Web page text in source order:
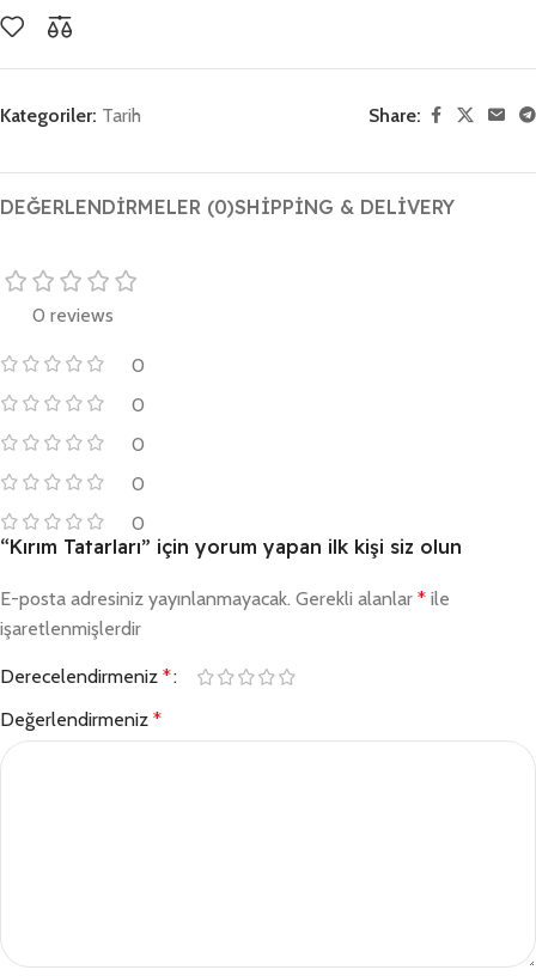
Kategoriler: Tarih Share:
DEĞERLENDIRMELER (0)SHIPPING & DELIVERY
0 reviews
0
0
0
0
0
“Kırım Tatarları” için yorum yapan ilk kişi siz olun
E-posta adresiniz yayınlanmayacak. Gerekli alanlar * ile
işaretlenmişlerdir
Derecelendirmeniz *
Değerlendirmeniz *